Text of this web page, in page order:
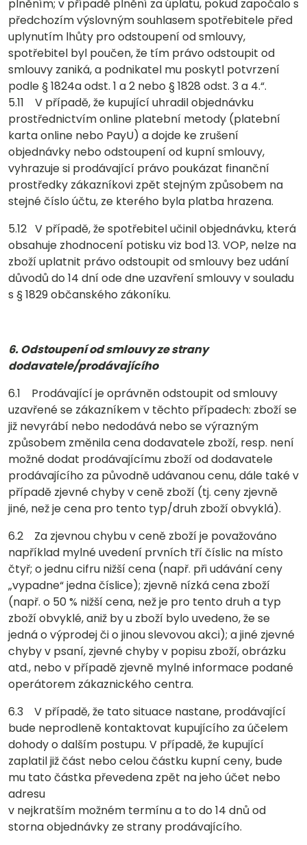
plněním; v případě plnění za úplatu, pokud započalo s
předchozím výslovným souhlasem spotřebitele před
uplynutím lhůty pro odstoupení od smlouvy,
spotřebitel byl poučen, že tím právo odstoupit od
smlouvy zaniká, a podnikatel mu poskytl potvrzení
podle § 1824a odst. 1 a 2 nebo § 1828 odst. 3 a 4.“.
5.11 V případě, že kupující uhradil objednávku
prostřednictvím online platební metody (platební
karta online nebo PayU) a dojde ke zrušení
objednávky nebo odstoupení od kupní smlouvy,
vyhrazuje si prodávající právo poukázat finanční
prostředky zákazníkovi zpět stejným způsobem na
stejné číslo účtu, ze kterého byla platba hrazena.
5.12 V případě, že spotřebitel učinil objednávku, která
obsahuje zhodnocení potisku viz bod 13. VOP, nelze na
zboží uplatnit právo odstoupit od smlouvy bez udání
důvodů do 14 dní ode dne uzavření smlouvy v souladu
s § 1829 občanského zákoníku.
6. Odstoupení od smlouvy ze strany
dodavatele/prodávajícího
6.1 Prodávající je oprávněn odstoupit od smlouvy
uzavřené se zákazníkem v těchto případech: zboží se
již nevyrábí nebo nedodává nebo se výrazným
způsobem změnila cena dodavatele zboží, resp. není
možné dodat prodávajícímu zboží od dodavatele
prodávajícího za původně udávanou cenu, dále také v
případě zjevné chyby v ceně zboží (tj. ceny zjevně
jiné, než je cena pro tento typ/druh zboží obvyklá).
6.2 Za zjevnou chybu v ceně zboží je považováno
například mylné uvedení prvních tří číslic na místo
čtyř; o jednu cifru nižší cena (např. při udávání ceny
„vypadne“ jedna číslice); zjevně nízká cena zboží
(např. o 50 % nižší cena, než je pro tento druh a typ
zboží obvyklé, aniž by u zboží bylo uvedeno, že se
jedná o výprodej či o jinou slevovou akci); a jiné zjevné
chyby v psaní, zjevné chyby v popisu zboží, obrázku
atd., nebo v případě zjevně mylné informace podané
operátorem zákaznického centra.
6.3 V případě, že tato situace nastane, prodávající
bude neprodleně kontaktovat kupujícího za účelem
dohody o dalším postupu. V případě, že kupující
zaplatil již část nebo celou částku kupní ceny, bude
mu tato částka převedena zpět na jeho účet nebo
adresu
v nejkratším možném termínu a to do 14 dnů od
storna objednávky ze strany prodávajícího.